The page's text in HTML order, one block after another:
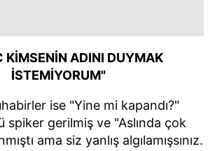
KİMSENİN ADINI DUYMAK
İSTEMİYORUM"
ise "Yine mi kapandı?"
spiker gerilmiş ve "Aslında çok
ama siz yanlış algılamışsınız.